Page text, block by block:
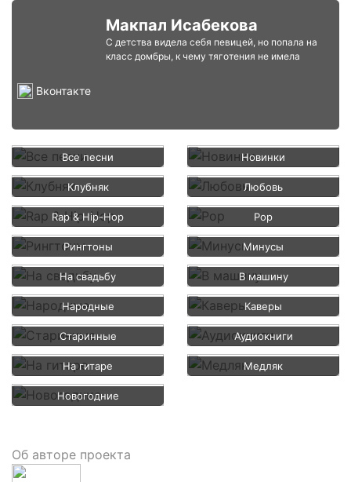
Макпал Исабекова
С детства видела себя певицей, но попала на
класс домбры, к чему тяготения не имела
Вконтакте
Все песни Новинки
Клубняк Любовь
Rap & Hip-Hop Pop
Рингтоны Минусы
На свадьбу В машину
Народные Каверы
Старинные Аудиокниги
На гитаре Медляк
Новогодние
Об авторе проекта